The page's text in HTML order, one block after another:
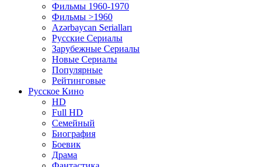
Фильмы 1960-1970
Фильмы >1960
Azərbaycan Serialları
Русские Сериалы
Зарубежные Сериалы
Новые Сериалы
Популярные
Рейтинговые
Русское Кино
HD
Full HD
Семейный
Биография
Боевик
Драма